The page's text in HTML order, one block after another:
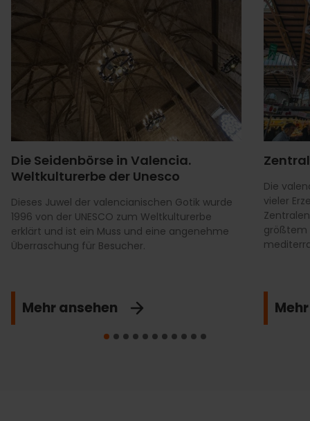
Die Seidenbörse in Valencia.
Weltkulturerbe der Unesco
Dieses Juwel der valencianischen Gotik wurde
1996 von der UNESCO zum Weltkulturerbe
erklärt und ist ein Muss und eine angenehme
Überraschung für Besucher.
Mehr ansehen
Die
vieler
größtem